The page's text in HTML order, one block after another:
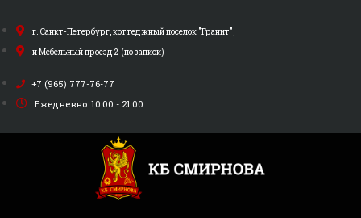
к
содержимому
г. Санкт-Петербург, коттеджный поселок "Гранит",
и Мебельный проезд 2 (по записи)
+7 (965) 777-76-77
Ежедневно: 10:00 - 21:00